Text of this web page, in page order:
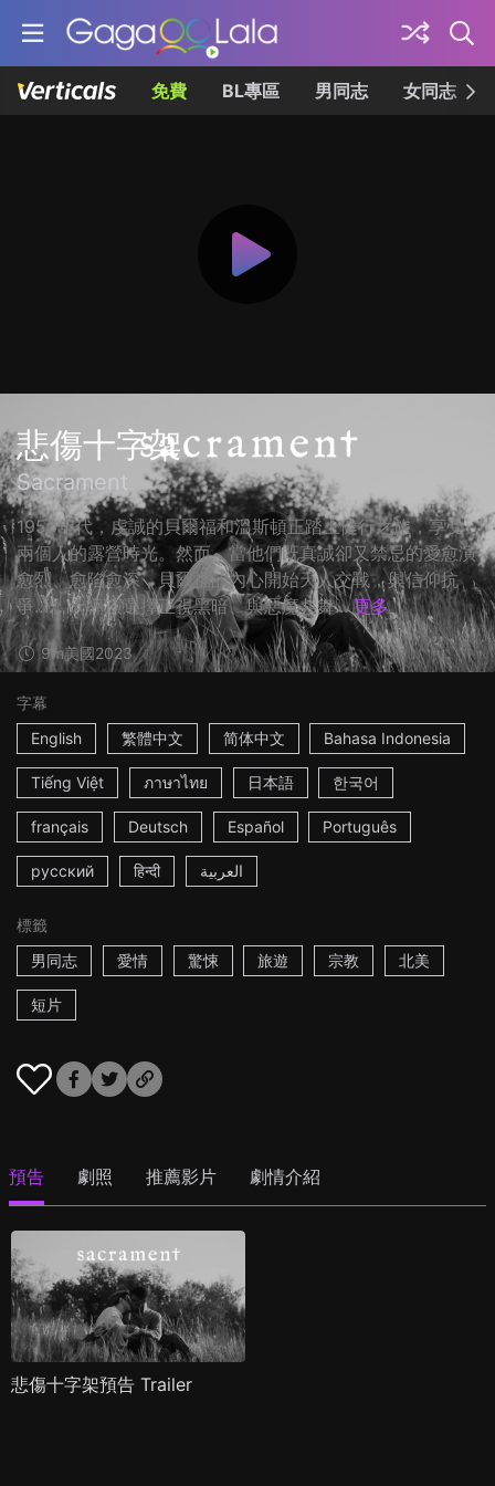
免費 BL專區 男同志 女同志
悲傷十字架
Sacrament
1950年代，虔誠的貝爾福和溫斯頓正踏上健行之旅，享受
兩個人的露營時光。然而，當他們既真誠卻又禁忌的愛愈演
愈烈、愈陷愈深，貝爾福的內心開始天人交戰，與信仰抗
爭…… ☆導演選擇正視黑暗、與惡魔共舞... 更多
9m美國2023
字幕
English
繁體中文 简体中文 Bahasa Indonesia
Tiếng Việt ภาษาไทย 日本語 한국어
français Deutsch Español Português
русский हिन्दी العربية
標籤
男同志
愛情 驚悚 旅遊 宗教 北美
短片
預告 劇照 推薦影片 劇情介紹
悲傷十字架預告 Trailer